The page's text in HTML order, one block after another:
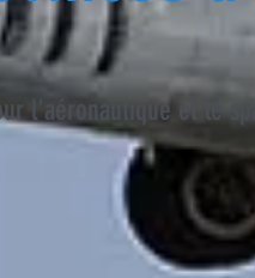
l'aéronautique et le